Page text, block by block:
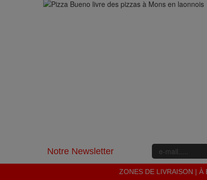
Notre Newsletter
ZONES DE LIVRAISON | À